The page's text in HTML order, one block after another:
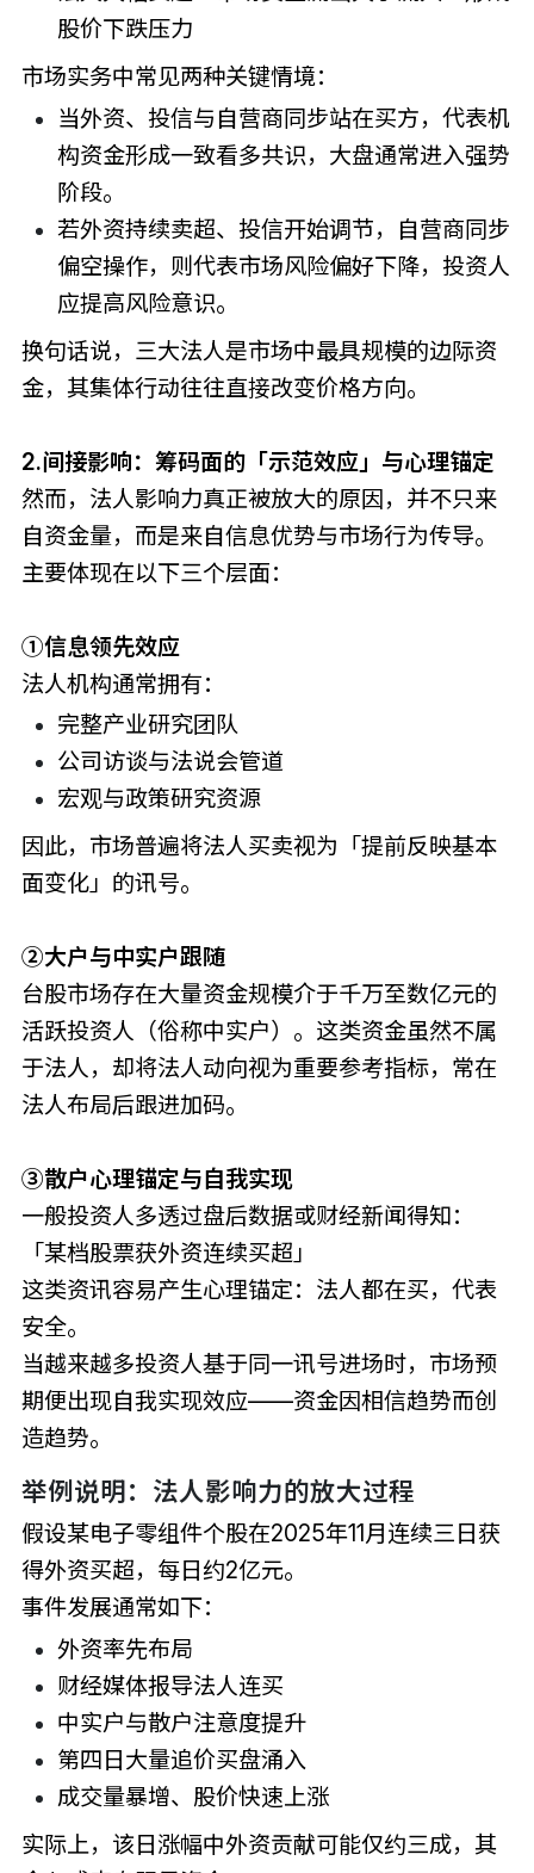
股价下跌压力
市场实务中常见两种关键情境：
当外资、投信与自营商同步站在买方，代表机
构资金形成一致看多共识，大盘通常进入强势
阶段。
若外资持续卖超、投信开始调节，自营商同步
偏空操作，则代表市场风险偏好下降，投资人
应提高风险意识。
换句话说，三大法人是市场中最具规模的边际资
金，其集体行动往往直接改变价格方向。
2.间接影响：筹码面的「示范效应」与心理锚定
然而，法人影响力真正被放大的原因，并不只来
自资金量，而是来自信息优势与市场行为传导。
主要体现在以下三个层面：
①信息领先效应
法人机构通常拥有：
完整产业研究团队
公司访谈与法说会管道
宏观与政策研究资源
因此，市场普遍将法人买卖视为「提前反映基本
面变化」的讯号。
②大户与中实户跟随
台股市场存在大量资金规模介于千万至数亿元的
活跃投资人（俗称中实户）。这类资金虽然不属
于法人，却将法人动向视为重要参考指标，常在
法人布局后跟进加码。
③散户心理锚定与自我实现
一般投资人多透过盘后数据或财经新闻得知：
「某档股票获外资连续买超」
这类资讯容易产生心理锚定：法人都在买，代表
安全。
当越来越多投资人基于同一讯号进场时，市场预
期便出现自我实现效应——资金因相信趋势而创
造趋势。
举例说明：法人影响力的放大过程
假设某电子零组件个股在2025年11月连续三日获
得外资买超，每日约2亿元。
事件发展通常如下：
外资率先布局
财经媒体报导法人连买
中实户与散户注意度提升
第四日大量追价买盘涌入
成交量暴增、股价快速上涨
实际上，该日涨幅中外资贡献可能仅约三成，其